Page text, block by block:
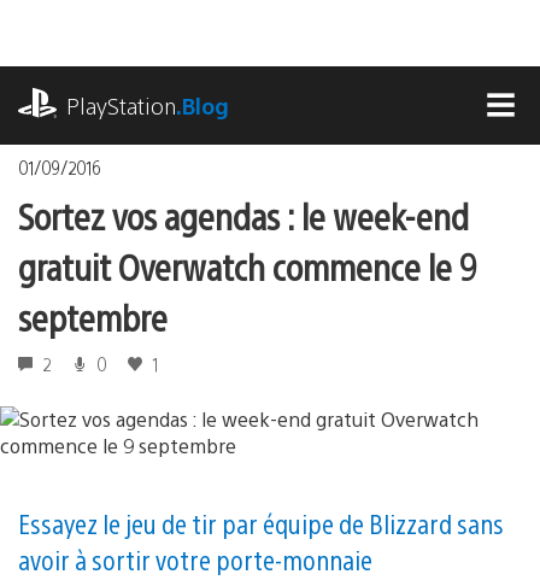
contenu
PlayStation.Blog
01/09/2016
Sortez vos agendas : le week-end
gratuit Overwatch commence le 9
septembre
2 0 1
Essayez le jeu de tir par équipe de Blizzard sans
avoir à sortir votre porte-monnaie